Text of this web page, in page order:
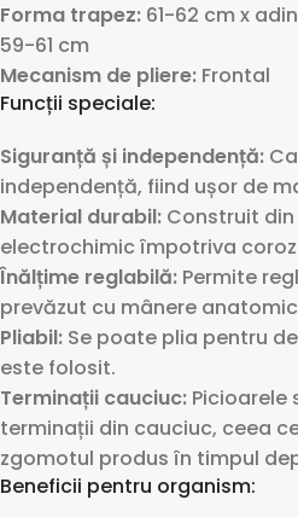
Forma trapez: 61-62 cm x
59-61 cm
Mecanism de pliere: Frontal
Funcții speciale:
Siguranță și independență:
independență, fiind ușor de
Material durabil: Construit
electrochimic împotriva
Înălțime reglabilă: Permite
prevăzut cu mânere
Pliabil: Se poate plia pentru
este folosit.
Terminații cauciuc: Picioarele
terminații din cauciuc, ceea
zgomotul produs în timpul
Beneficii pentru organism: